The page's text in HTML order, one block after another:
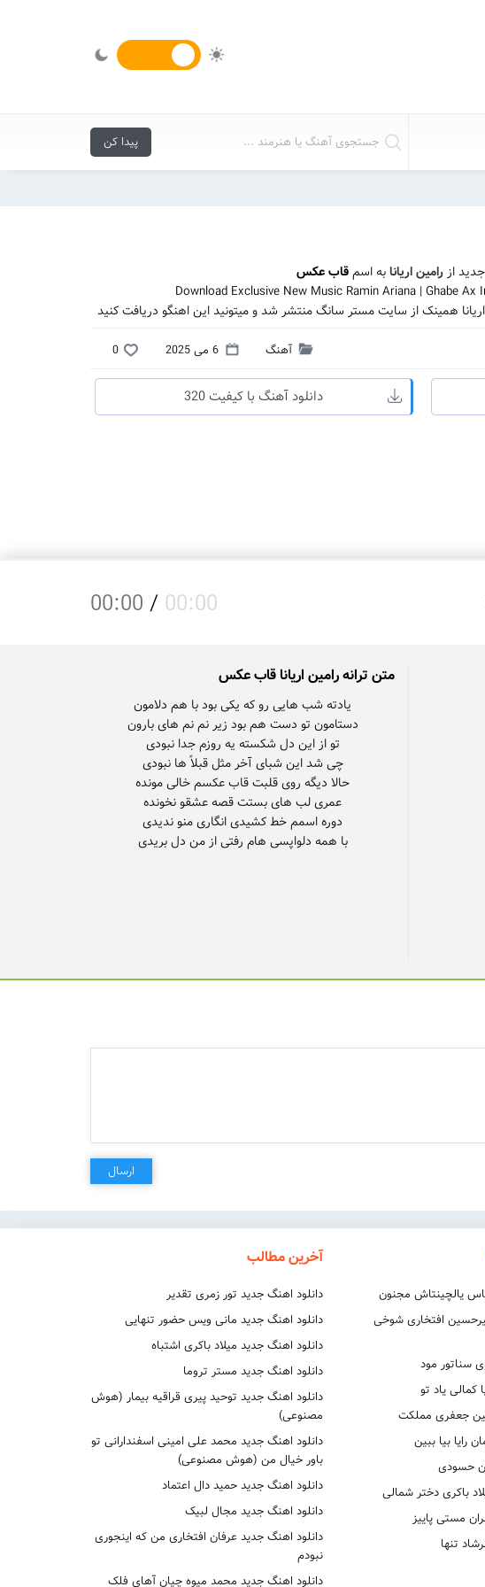
از رامین اریانابه اسمقاب عکس
Download Exclusive New Music Ramin Ariana | Ghabe Ax
همینک از سایت مستر سانگ منتشر شد و میتونید این اهنگو دریافت کنید
آهنگ 6 می 2025 0
دانلود آهنگ با کیفیت 320
00:00 / 00:00
متن ترانه رامین اریانا قاب عکس
با همه دلواپسی هام رفتی از من دل بریدی
ارسال
یالچینتاش مجنون
افتخاری شوخی
سناتور مود
کمالی یاد تو
جعفری مملکت
رایا بیا ببین
حسودی
باکری دختر شمالی
مستی پاییز
تنها
آخرین مطالب
دانلود اهنگ جدید تور زمری تقدیر
دانلود اهنگ جدید مانی ویس حضور تنهایی
دانلود اهنگ جدید میلاد باکری اشتباه
دانلود اهنگ جدید مستر تروما
دانلود اهنگ جدید توحید پیری قراقیه بیمار (هوش
مصنوعی)
دانلود اهنگ جدید محمد علی امینی اسفندارانی تو
باور خیال من (هوش مصنوعی)
دانلود اهنگ جدید حمید دال اعتماد
دانلود اهنگ جدید مجال لبیک
دانلود اهنگ جدید عرفان افتخاری من که اینجوری
نبودم
دانلود اهنگ جدید محمد میوه چیان آهای فلک